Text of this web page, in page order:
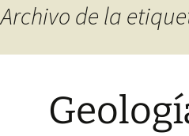
Archivo de la